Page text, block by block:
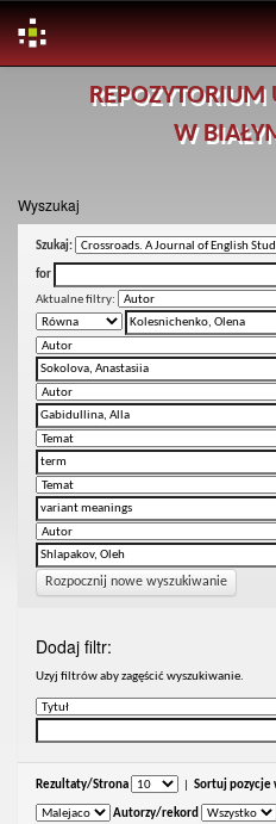
REPOZYTORIUM
W
Wyszukaj
Szukaj:
for
Aktualne filtry:
Rozpocznij nowe wyszukiwanie
Dodaj filtr:
Uzyj filtrów aby zagęścić wyszukiwanie.
Rezultaty/Strona Sortuj pozycje
Autorzy/rekord